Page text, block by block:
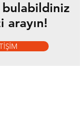
bulabildiniz
arayın!